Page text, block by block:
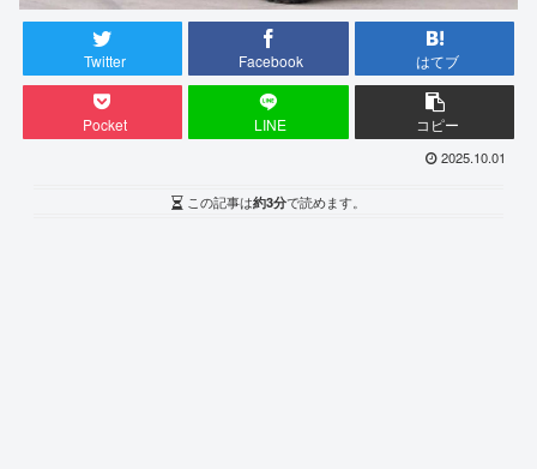
Twitter Facebook はてブ
Pocket LINE コピー
2025.10.01
この記事は約3分で読めます。